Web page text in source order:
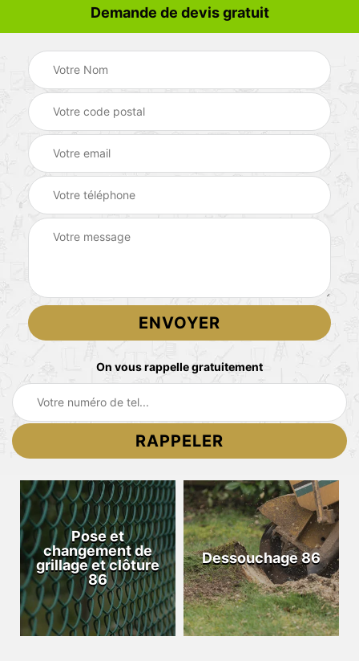
Demande de devis gratuit
On vous rappelle gratuitement
Pose et
changement de
grillage et clôture
86
Dessouchage 86